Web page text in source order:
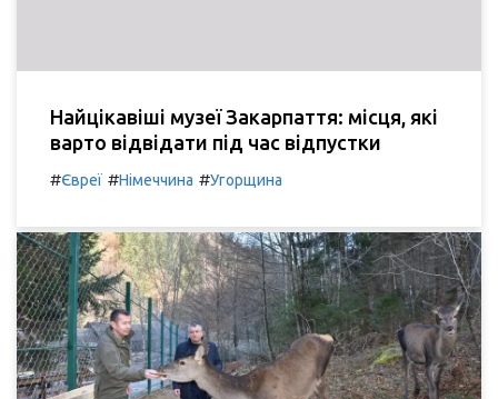
Найцікавіші музеї Закарпаття: місця, які
варто відвідати під час відпустки
#Євреї #Німеччина #Угорщина